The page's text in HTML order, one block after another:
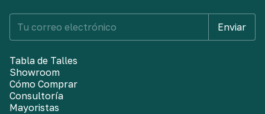
Tabla de Talles
Showroom
Cómo Comprar
Consultoría
Mayoristas